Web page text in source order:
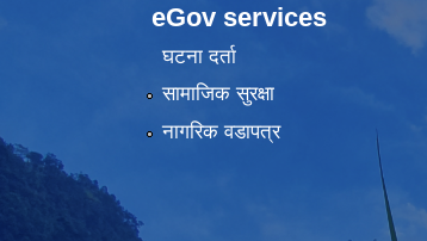
eGov services
घटना दर्ता
सामाजिक सुरक्षा
नागरिक वडापत्र